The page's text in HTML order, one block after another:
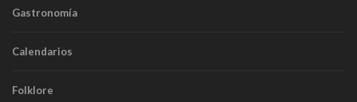
Gastronomía
Calendarios
Folklore